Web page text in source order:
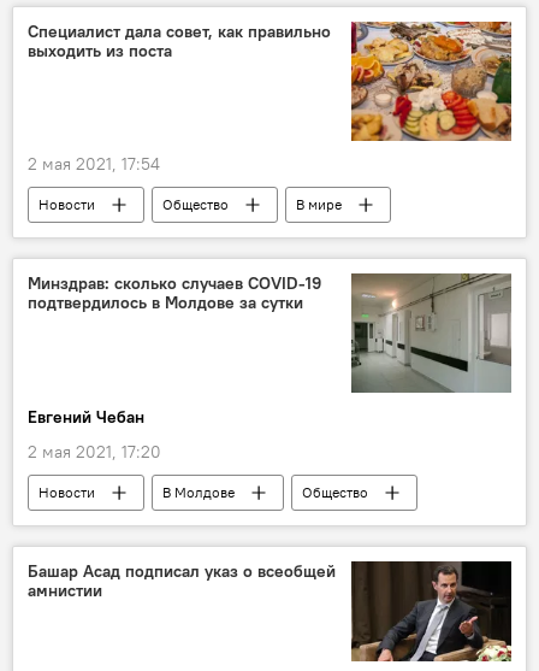
Специалист дала совет, как правильно
выходить из поста
2 мая 2021, 17:54
Новости Общество
В мире
Россия
Минздрав: сколько случаев COVID-19
подтвердилось в Молдове за сутки
Евгений Чебан
2 мая 2021, 17:20
Новости В Молдове
Общество
Коронавирус
Башар Асад подписал указ о всеобщей
амнистии